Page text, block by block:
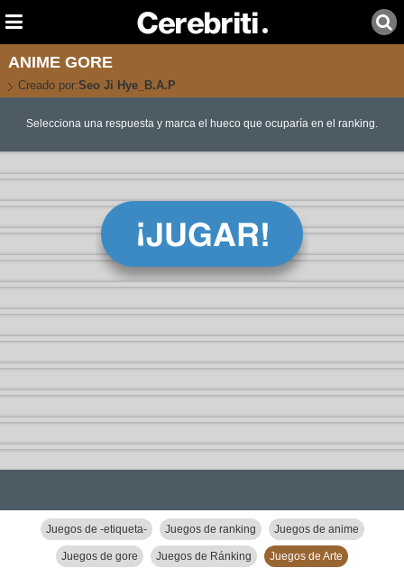
ANIME GORE
Creado por:Seo Ji Hye_B.A.P
Selecciona una respuesta y marca el hueco que ocuparía en el ranking.
Juegos de -etiqueta- Juegos de ranking Juegos de anime
Juegos de gore Juegos de Ránking Juegos de Arte